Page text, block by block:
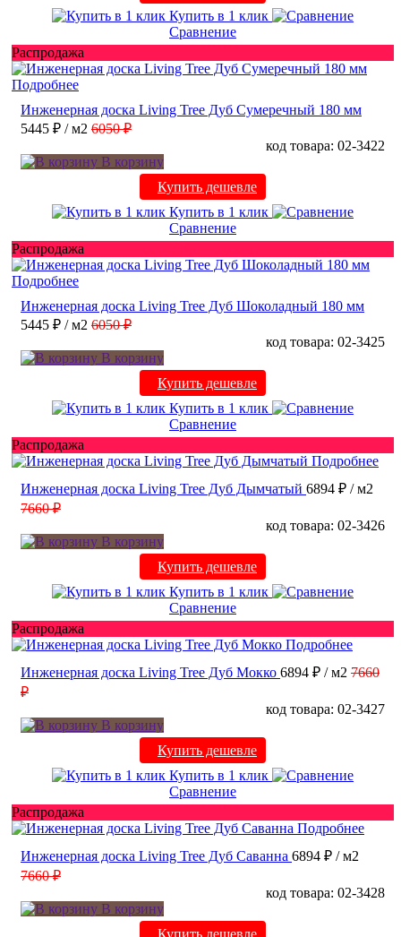
Купить в 1 клик
Сравнение
Распродажа
Подробнее
Инженерная доска Living Tree Дуб Сумеречный 180 мм
5445 ₽ / м2 6050 ₽
код товара: 02-3422
В корзину
Купить дешевле
Купить в 1 клик
Сравнение
Распродажа
Подробнее
Инженерная доска Living Tree Дуб Шоколадный 180 мм
5445 ₽ / м2 6050 ₽
код товара: 02-3425
В корзину
Купить дешевле
Купить в 1 клик
Сравнение
Распродажа
Подробнее
Инженерная доска Living Tree Дуб Дымчатый 6894 ₽ / м2
7660 ₽
код товара: 02-3426
В корзину
Купить дешевле
Купить в 1 клик
Сравнение
Распродажа
Подробнее
Инженерная доска Living Tree Дуб Мокко 6894 ₽ / м2 7660
₽
код товара: 02-3427
В корзину
Купить дешевле
Купить в 1 клик
Сравнение
Распродажа
Подробнее
Инженерная доска Living Tree Дуб Саванна 6894 ₽ / м2
7660 ₽
код товара: 02-3428
В корзину